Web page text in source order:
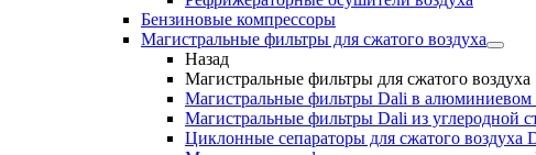
Бензиновые компрессоры
Магистральные фильтры для сжатого воздуха
Назад
Магистральные фильтры для сжатого воздуха
Магистральные фильтры Dali в алюминиевом
Магистральные фильтры Dali из углеродной
Циклонные сепараторы для сжатого воздуха